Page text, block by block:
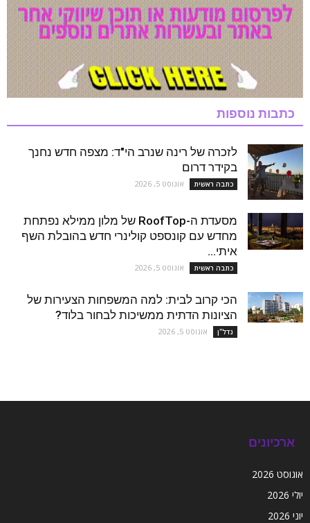
כתבות נוספות
לזכרה של רינה שנרב הי"ד: מצפה חדש נחנך
בקידר דרום
כתבה ראשית אוגוסט 5, 2026
מסעדת ה-RoofTop של מלון ממילא נפתחת
מחדש עם קונספט קולינרי חדש בהובלת השף
איתי...
כתבה ראשית אוגוסט 5, 2026
הכי קרוב לבית: למה המשפחות הצעירות של
הציונות הדתית ממשיכות לבחור בלוד?
נדל''ן אוגוסט 5, 2026
ארכיונים
אוגוסט 2026
יולי 2026
יוני 2026